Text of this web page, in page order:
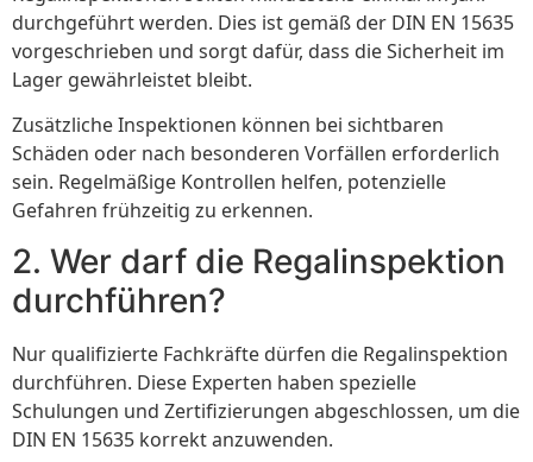
durchgeführt werden. Dies ist gemäß der DIN EN 15635
vorgeschrieben und sorgt dafür, dass die Sicherheit im
Lager gewährleistet bleibt.
Zusätzliche Inspektionen können bei sichtbaren
Schäden oder nach besonderen Vorfällen erforderlich
sein. Regelmäßige Kontrollen helfen, potenzielle
Gefahren frühzeitig zu erkennen.
2. Wer darf die Regalinspektion
durchführen?
Nur qualifizierte Fachkräfte dürfen die Regalinspektion
durchführen. Diese Experten haben spezielle
Schulungen und Zertifizierungen abgeschlossen, um die
DIN EN 15635 korrekt anzuwenden.